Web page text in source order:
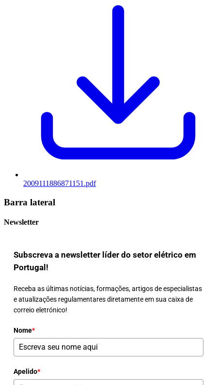
2009111886871151.pdf
Barra lateral
Newsletter
Subscreva a newsletter líder do setor elétrico em
Portugal!
Receba as últimas notícias, formações, artigos de especialistas
e atualizações regulamentares diretamente em sua caixa de
correio eletrónico!
Nome*
Apelido*